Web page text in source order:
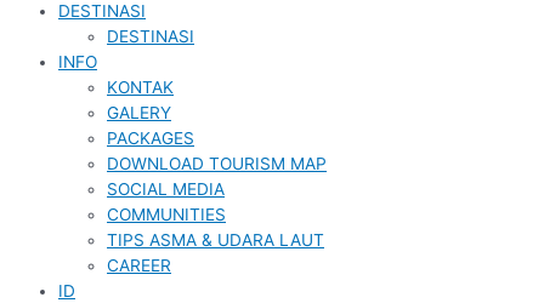
DESTINASI
DESTINASI
INFO
KONTAK
GALERY
PACKAGES
DOWNLOAD TOURISM MAP
SOCIAL MEDIA
COMMUNITIES
TIPS ASMA & UDARA LAUT
CAREER
ID